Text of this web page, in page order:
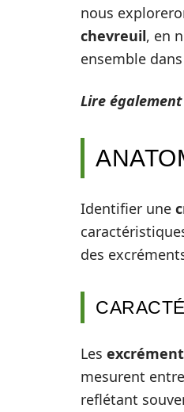
nous
chevreuil, en
ensemble
Lire
Identifier une
des
Les
mesurent
reflétant